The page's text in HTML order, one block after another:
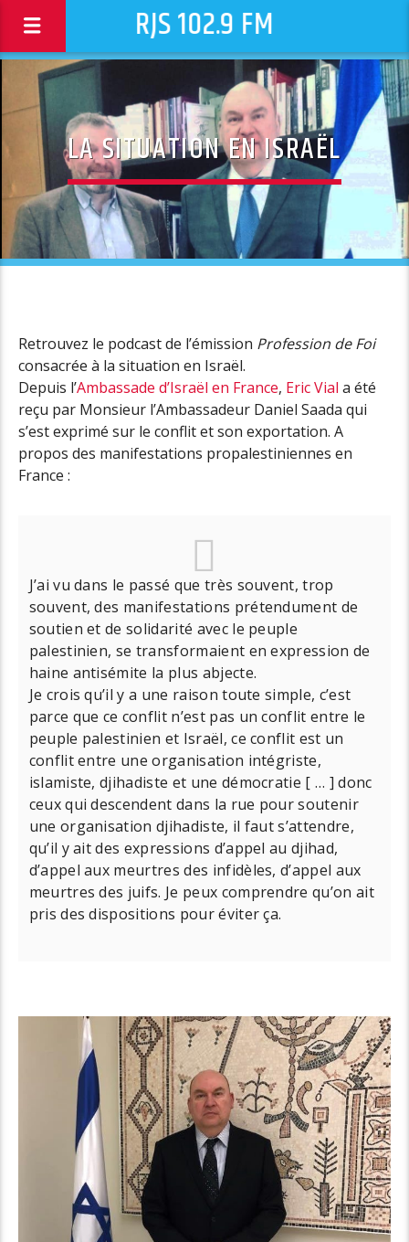
RJS 102.9 FM
LA SITUATION EN ISRAËL
Retrouvez le podcast de l’émission Profession de Foi
consacrée à la situation en Israël.
Depuis l’Ambassade d’Israël en France, Eric Vial a été
reçu par Monsieur l’Ambassadeur Daniel Saada qui
s’est exprimé sur le conflit et son exportation. A
propos des manifestations propalestiniennes en
France :
J’ai vu dans le passé que très souvent, trop
souvent, des manifestations prétendument de
soutien et de solidarité avec le peuple
palestinien, se transformaient en expression de
haine antisémite la plus abjecte.
Je crois qu’il y a une raison toute simple, c’est
parce que ce conflit n’est pas un conflit entre le
peuple palestinien et Israël, ce conflit est un
conflit entre une organisation intégriste,
islamiste, djihadiste et une démocratie [ … ] donc
ceux qui descendent dans la rue pour soutenir
une organisation djihadiste, il faut s’attendre,
qu’il y ait des expressions d’appel au djihad,
d’appel aux meurtres des infidèles, d’appel aux
meurtres des juifs. Je peux comprendre qu’on ait
pris des dispositions pour éviter ça.